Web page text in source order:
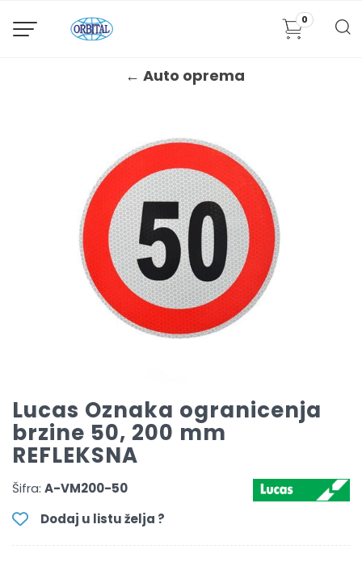
0
← Auto oprema
Lucas Oznaka ogranicenja
brzine 50, 200 mm
REFLEKSNA
Šifra: A-VM200-50
Dodaj u listu želja ?